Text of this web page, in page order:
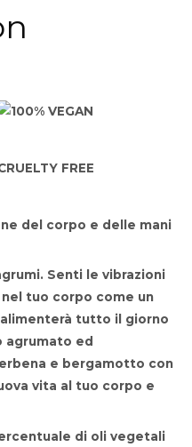
FREE
del corpo e delle mani
Senti le vibrazioni
tuo corpo come un
tutto il giorno
agrumato ed
e bergamotto con
vita al tuo corpo e
di oli vegetali